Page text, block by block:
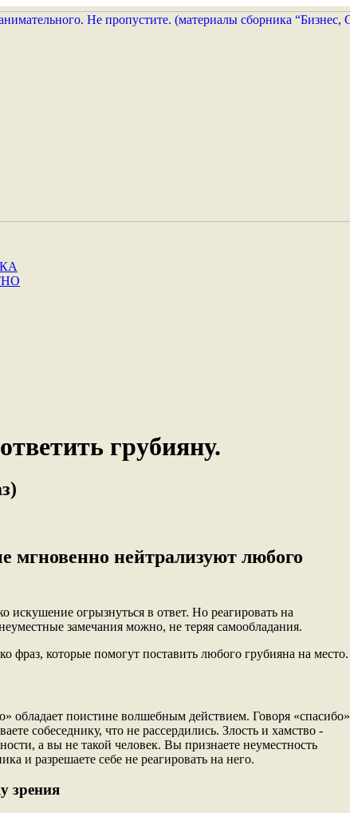
грубияну.
мгновенно нейтрализуют любого
искушение огрызнуться в ответ. Но реагировать на
замечания можно, не теряя самообладания.
фраз, которые помогут поставить любого грубияна на место.
обладает поистине волшебным действием. Говоря «спасибо»
собеседнику, что не рассердились. Злость и хамство -
а вы не такой человек. Вы признаете неуместность
и разрешаете себе не реагировать на него.
зрения